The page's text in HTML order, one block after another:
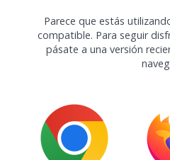
Parece que estás
compatible. Para seguir
pásate a una versión